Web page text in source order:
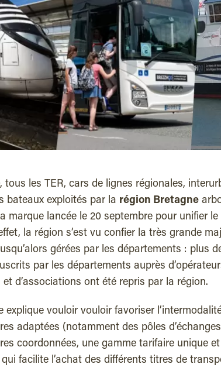
tous les TER, cars de lignes régionales,
bateaux exploités par la région Bretagne
marque lancée le 20 septembre pour unifier le
la région s’est vu confier la très grande
gérées par les départements : plus
par les départements auprès
d’associations ont été repris par la région.
explique vouloir vouloir favoriser
adaptées (notamment des pôles
coordonnées, une gamme tarifaire unique
facilite l’achat des différents titres de